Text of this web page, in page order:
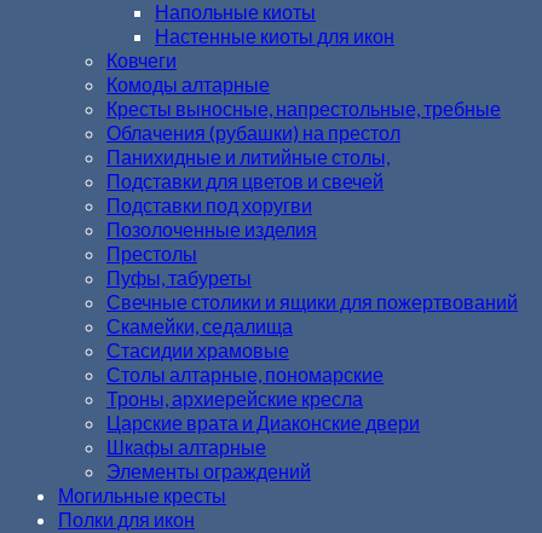
Напольные киоты
Настенные киоты для икон
Ковчеги
Комоды алтарные
Кресты выносные, напрестольные, требные
Облачения (рубашки) на престол
Панихидные и литийные столы,
Подставки для цветов и свечей
Подставки под хоругви
Позолоченные изделия
Престолы
Пуфы, табуреты
Свечные столики и ящики для пожертвований
Скамейки, седалища
Стасидии храмовые
Столы алтарные, пономарские
Троны, архиерейские кресла
Царские врата и Диаконские двери
Шкафы алтарные
Элементы ограждений
Могильные кресты
Полки для икон